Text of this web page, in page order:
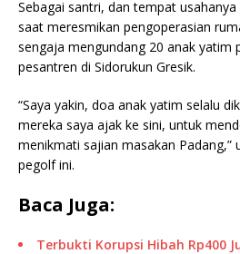
Sebagai santri, dan tempat
saat meresmikan pengoperasian
sengaja mengundang 20 anak yatim
pesantren di Sidorukun Gresik.
“Saya yakin, doa anak yatim selalu
mereka saya ajak ke sini, untuk
menikmati sajian masakan Padang,”
pegolf ini.
Baca Juga:
Terbukti Korupsi Hibah Rp400